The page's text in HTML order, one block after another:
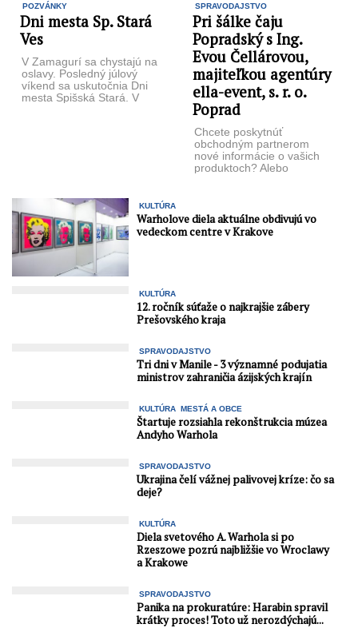
POZVÁNKY
Dni mesta Sp. Stará
Ves
V Zamagurí sa chysta­jú na
oslavy. Posledný jú­lový
víkend sa uskutočnia Dni
mesta Spišská Stará. V
SPRAVODAJSTVO
Pri šálke čaju
Popradský s Ing.
Evou Čellárovou,
majiteľkou agentúry
ella-event, s. r. o.
Poprad
Chcete poskytnúť
obchodným partnerom
nové informácie o va­šich
produktoch? Alebo
KULTÚRA
Warholove diela aktuálne obdivujú vo
vedeckom centre v Krakove
KULTÚRA
12. ročník súťaže o najkrajšie zábery
Prešovského kraja
SPRAVODAJSTVO
Tri dni v Manile - 3 významné podujatia
ministrov zahraničia ázijských krajín
KULTÚRA MESTÁ A OBCE
Štartuje rozsiahla rekonštrukcia múzea
Andyho Warhola
SPRAVODAJSTVO
Ukrajina čelí vážnej palivovej kríze: čo sa
deje?
KULTÚRA
Diela svetového A. Warhola si po
Rzeszowe pozrú najbližšie vo Wroclawy
a Krakowe
SPRAVODAJSTVO
Panika na prokuratúre: Harabin spravil
krátky proces! Toto už nerozdýchajú...